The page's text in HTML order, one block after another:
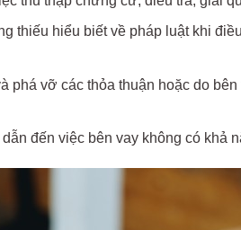
thiếu hiểu biết về pháp luật khi
vỡ các thỏa thuận hoặc do
đến việc bên vay không có khả